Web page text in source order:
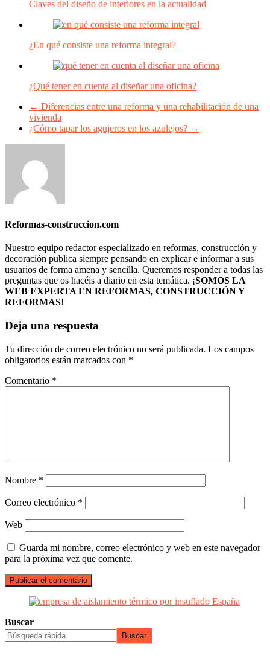
Claves del diseño de interiores en la actualidad
¿En qué consiste una reforma integral?
¿Qué tener en cuenta al diseñar una oficina?
← Diferencias entre una reforma y una rehabilitación de una
vivienda
¿Cómo tapar los agujeros en los azulejos? →
Reformas-construccion.com
Nuestro equipo redactor especializado en reformas, construcción y
decoración publica siempre pensando en explicar e informar a sus
usuarios de forma amena y sencilla. Queremos responder a todas las
preguntas que os hacéis a diario en esta temática. ¡SOMOS LA
WEB EXPERTA EN REFORMAS, CONSTRUCCIÓN Y
REFORMAS!
Deja una respuesta
Tu dirección de correo electrónico no será publicada. Los campos
obligatorios están marcados con *
Comentario *
Nombre *
Correo electrónico *
Web
Guarda mi nombre, correo electrónico y web en este navegador
para la próxima vez que comente.
Buscar
Buscar